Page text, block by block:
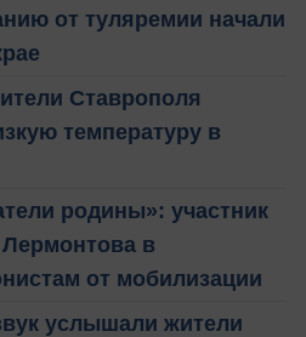
от туляремии начали
Ставрополя
температуру в
родины»: участник
в
от мобилизации
услышали жители